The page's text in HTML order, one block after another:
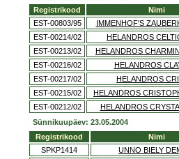
Registrikood
Nimi
EST-00803/95
IMMENHOF'S
EST-00214/02
HELANDROS
EST-00213/02
HELANDROS
EST-00216/02
HELANDROS
EST-00217/02
HELANDROS
EST-00215/02
HELANDROS
EST-00212/02
HELANDROS
Sünnikuupäev: 23.05.2004
Registrikood
Nimi
SPKP1414
UNNO BIELY